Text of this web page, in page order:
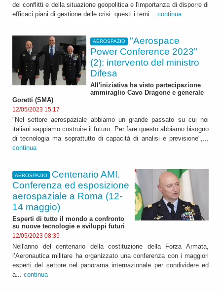
dei conflitti e della situazione geopolitica e l'importanza di disporre di
efficaci piani di gestione delle crisi: questi i temi... continua
AEROSPAZIO
"Aerospace
Power Conference 2023"
(2): intervento del ministro
Difesa
All'iniziativa ha visto partecipazione
ammiraglio Cavo Dragone e generale
Goretti (SMA)
12/05/2023 15:17
"Nel settore aerospaziale abbiamo un grande passato su cui noi
italiani sappiamo costruire il futuro. Per fare questo abbiamo bisogno
di tecnologia ma soprattutto di capacità di analisi e previsione",...
continua
AEROSPAZIO
Centenario AMI.
Conferenza ed esposizione
aerospaziale a Roma (12-
14 maggio)
Esperti di tutto il mondo a confronto
su nuove tecnologie e sviluppi futuri
12/05/2023 08:35
Nell'anno del centenario della costituzione della Forza Armata,
l’Aeronautica militare ha organizzato una conferenza con i maggiori
esperti del settore nel panorama internazionale per condividere ed
a... continua